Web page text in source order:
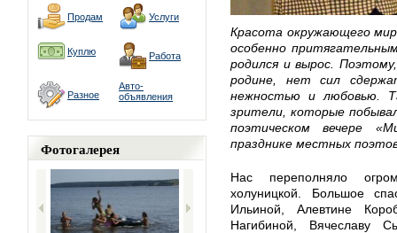
Продам Услуги
Куплю Работа
Разное
Авто-
объявления
Фотогалерея
Красота окружающего
особенно
родился и вырос.
родине, нет сил
нежностью и любовью.
зрители, которые
поэтическом вечере
празднике местных
Нас переполняло
холуницкой. Большое
Ильиной, Алевтине
Нагибиной, Вячеславу